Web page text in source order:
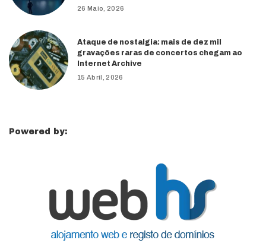
26 Maio, 2026
Ataque de nostalgia: mais de dez mil
gravações raras de concertos chegam ao
Internet Archive
15 Abril, 2026
Powered by: